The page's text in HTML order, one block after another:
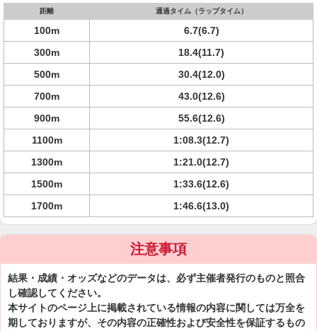
距離 通過タイム（ラップタイム）
100m
6.7(6.7)
300m
18.4(11.7)
500m
30.4(12.0)
700m
43.0(12.6)
900m
55.6(12.6)
1100m
1:08.3(12.7)
1300m
1:21.0(12.7)
1500m
1:33.6(12.6)
1700m
1:46.6(13.0)
注意事項
結果・成績・オッズなどのデータは、必ず主催者発行のものと照合
し確認してください。
本サイトのページ上に掲載されている情報の内容に関しては万全を
期しておりますが、その内容の正確性および安全性を保証するもの